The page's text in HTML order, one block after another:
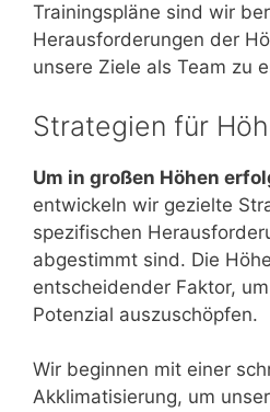
Trainingspläne sind wir
Herausforderungen der
unsere Ziele als Team zu
Strategien für
Um in großen Höhen
entwickeln wir gezielte
spezifischen
abgestimmt sind. Die
entscheidender Faktor,
Potenzial auszuschöpfen.
Wir beginnen mit einer
Akklimatisierung, um